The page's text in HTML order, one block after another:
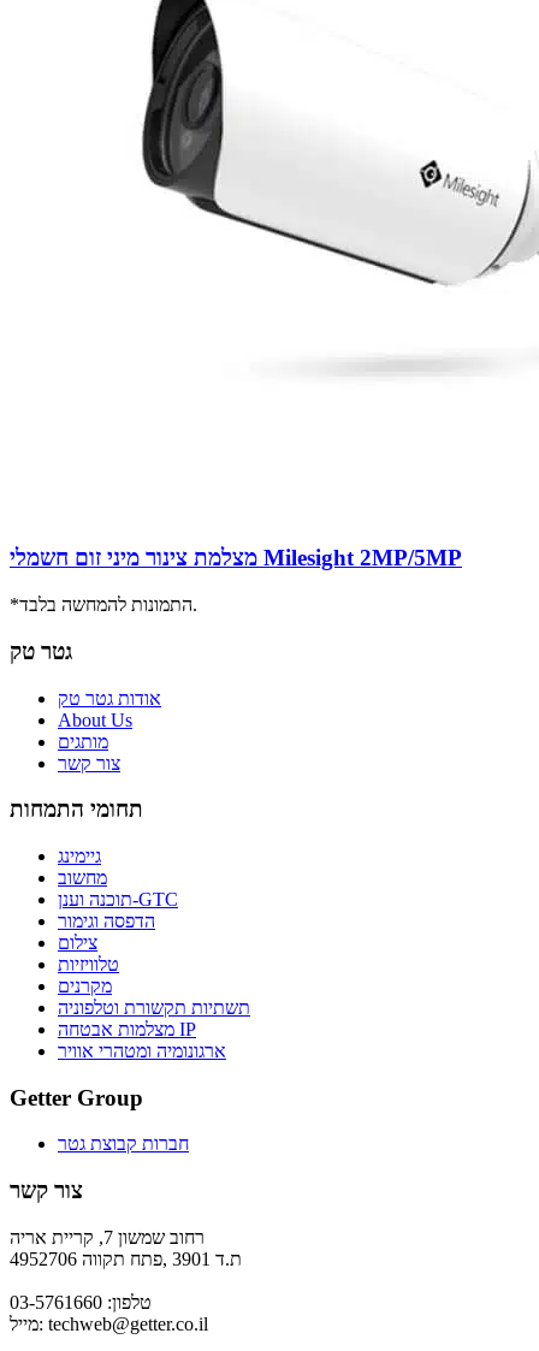
מצלמת צינור מיני זום חשמלי Milesight 2MP/5MP
*התמונות להמחשה בלבד.
גטר טק
אודות גטר טק
About Us
מותגים
צור קשר
תחומי התמחות
גיימינג
מחשוב
תוכנה וענן-GTC
הדפסה וגימור
צילום
טלוויזיות
מקרנים
תשתיות תקשורת וטלפוניה
מצלמות אבטחה IP
ארגונומיה ומטהרי אוויר
Getter Group
חברות קבוצת גטר
צור קשר
רחוב שמשון 7, קריית אריה
ת.ד 3901 ,פתח תקווה 4952706
טלפון: 03-5761660
מייל: techweb@getter.co.il